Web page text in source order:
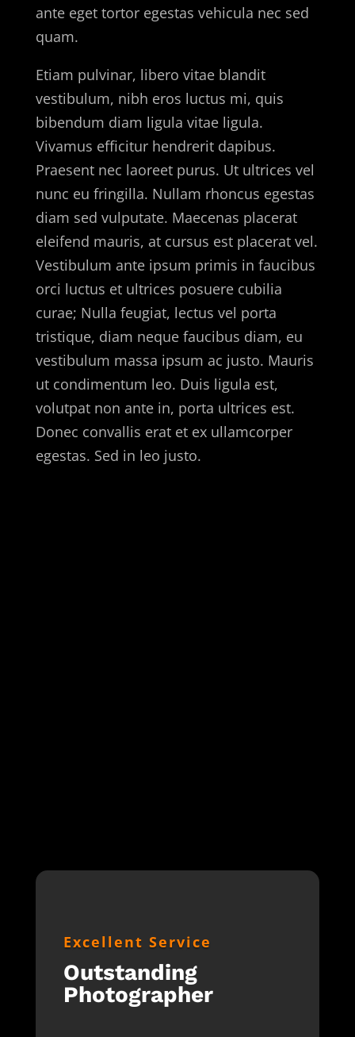
ante eget tortor egestas vehicula nec sed
quam.
Etiam pulvinar, libero vitae blandit
vestibulum, nibh eros luctus mi, quis
bibendum diam ligula vitae ligula.
Vivamus efficitur hendrerit dapibus.
Praesent nec laoreet purus. Ut ultrices vel
nunc eu fringilla. Nullam rhoncus egestas
diam sed vulputate. Maecenas placerat
eleifend mauris, at cursus est placerat vel.
Vestibulum ante ipsum primis in faucibus
orci luctus et ultrices posuere cubilia
curae; Nulla feugiat, lectus vel porta
tristique, diam neque faucibus diam, eu
vestibulum massa ipsum ac justo. Mauris
ut condimentum leo. Duis ligula est,
volutpat non ante in, porta ultrices est.
Donec convallis erat et ex ullamcorper
egestas. Sed in leo justo.
Excellent Service
Outstanding
Photographer